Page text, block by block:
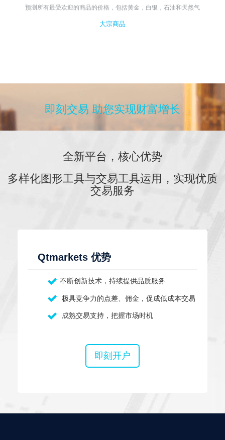
预测所有最受欢迎的商品的价格，包括黄金，白银，石油和天然气
大宗商品
即刻交易 助您实现财富增长
全新平台，核心优势
多样化图形工具与交易工具运用，实现优质
交易服务
Qtmarkets 优势
不断创新技术，持续提供品质服务
极具竞争力的点差、佣金，促成低成本交易
成熟交易支持，把握市场时机
即刻开户